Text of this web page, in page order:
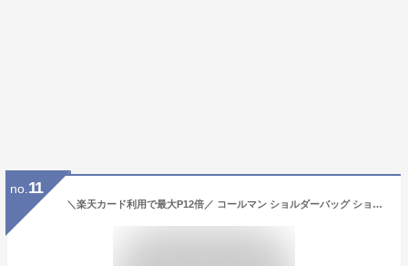
no. 11
＼楽天カード利用で最大P12倍／ コールマン ショルダーバッグ ショルダー ボディバッグ ウエストバッグ Coleman WALKER ウォーカー スリング バッグ メンズ レディース キッズ ポイント10倍 送料無料 最強配送 誕生日プレゼント ギフト ラッピング無料 ネコポス不可